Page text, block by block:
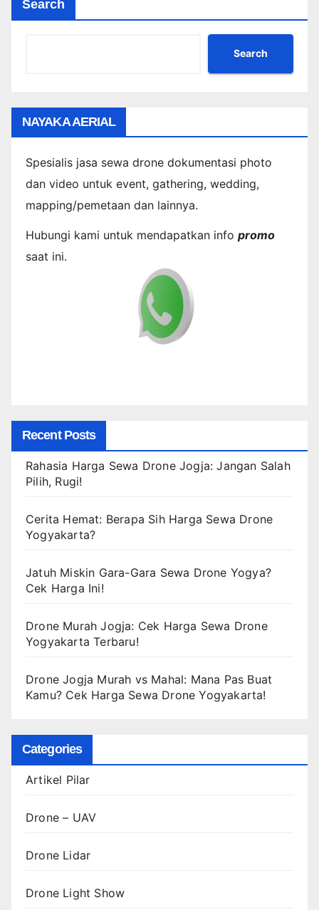
Search
Search
NAYAKA AERIAL
Spesialis jasa sewa drone dokumentasi photo
dan video untuk event, gathering, wedding,
mapping/pemetaan dan lainnya.
Hubungi kami untuk mendapatkan info promo
saat ini.
Recent Posts
Rahasia Harga Sewa Drone Jogja: Jangan Salah
Pilih, Rugi!
Cerita Hemat: Berapa Sih Harga Sewa Drone
Yogyakarta?
Jatuh Miskin Gara-Gara Sewa Drone Yogya?
Cek Harga Ini!
Drone Murah Jogja: Cek Harga Sewa Drone
Yogyakarta Terbaru!
Drone Jogja Murah vs Mahal: Mana Pas Buat
Kamu? Cek Harga Sewa Drone Yogyakarta!
Categories
Artikel Pilar
Drone – UAV
Drone Lidar
Drone Light Show